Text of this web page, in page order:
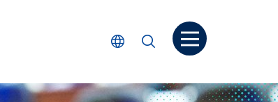
選擇語言
搜尋 打開菜单